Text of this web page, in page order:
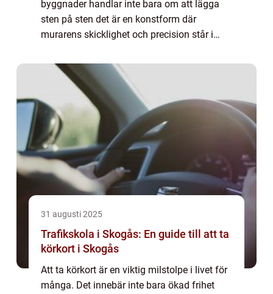
byggnader handlar inte bara om att lägga
sten på sten det är en konstform där
murarens skicklighet och precision står i
dett...
31 augusti 2025
Trafikskola i Skogås: En guide till att ta
körkort i Skogås
Att ta körkort är en viktig milstolpe i livet för
många. Det innebär inte bara ökad frihet